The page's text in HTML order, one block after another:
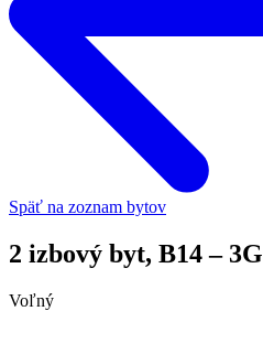
Späť na zoznam bytov
2 izbový byt, B14 – 3G
Voľný